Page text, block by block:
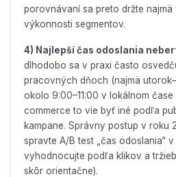
porovnávaní sa preto držte najmä
výkonnosti segmentov.
4) Najlepší čas odoslania
dlhodobo sa v praxi často
pracovných dňoch (najmä
okolo 9:00–11:00 v lokálnom
commerce to vie byť iné podľa
kampane. Správny postup v roku
spravte A/B test „čas odoslania“
vyhodnocujte podľa klikov a
skôr orientačne).